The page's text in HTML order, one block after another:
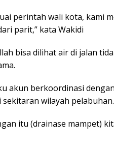
perintah wali kota, kami
parit,” kata Wakidi
bisa dilihat air di jalan
akun berkoordinasi
sekitaran wilayah pelabuhan.
itu (drainase mampet)